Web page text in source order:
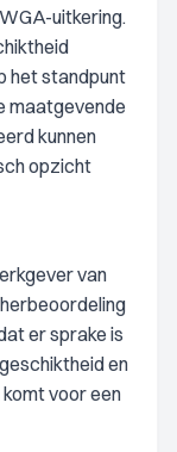
uitkering.
het standpunt
maatgevende
kunnen
opzicht
van
er sprake is
en
voor een